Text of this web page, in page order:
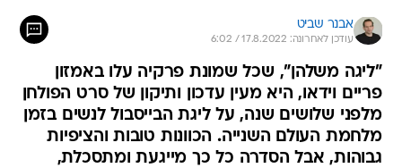
אבנר שביט
עודכן לאחרונה: 17.8.2022 / 6:02
"ליגה משלהן", שכל שמונת פרקיה עלו באמזון
פריים וידאו, היא מעין עדכון ותיקון של סרט הפולחן
מלפני שלושים שנה, על ליגת הבייסבול לנשים בזמן
מלחמת העולם השנייה. הכוונות טובות והציפיות
גבוהות, אבל הסדרה כל כך מייגעת ומתסכלת,